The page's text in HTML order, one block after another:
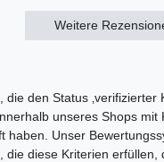
Weitere
die den Status ‚verifizierter
unseres Shops
haben. Unser
die diese Kriterien erfüllen,